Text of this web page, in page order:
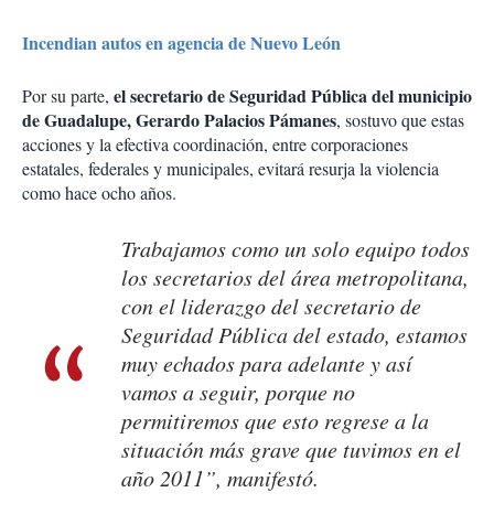
Incendian autos en agencia de Nuevo León
Por su parte, el secretario de Seguridad Pública del municipio
de Guadalupe, Gerardo Palacios Pámanes, sostuvo que estas
acciones y la efectiva coordinación, entre corporaciones
estatales, federales y municipales, evitará resurja la violencia
como hace ocho años.
Trabajamos como un solo equipo todos
los secretarios del área metropolitana,
con el liderazgo del secretario de
Seguridad Pública del estado, estamos
muy echados para adelante y así
vamos a seguir, porque no
permitiremos que esto regrese a la
situación más grave que tuvimos en el
año 2011”, manifestó.